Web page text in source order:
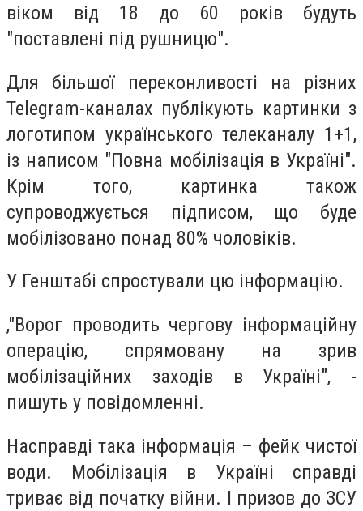
віком від 18 до 60 років будуть
"поставлені під рушницю".
Для більшої переконливості на різних
Telegram-каналах публікують картинки з
логотипом українського телеканалу 1+1,
із написом "Повна мобілізація в Україні".
Крім того, картинка також
супроводжується підписом, що буде
мобілізовано понад 80% чоловіків.
У Генштабі спростували цю інформацію.
,"Ворог проводить чергову інформаційну
операцію, спрямовану на зрив
мобілізаційних заходів в Україні", -
пишуть у повідомленні.
Насправді така інформація – фейк чистої
води. Мобілізація в Україні справді
триває від початку війни. І призов до ЗСУ